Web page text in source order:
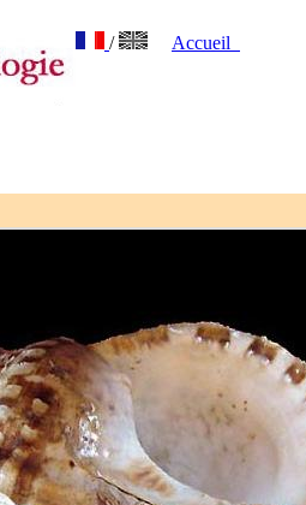
/ Accueil